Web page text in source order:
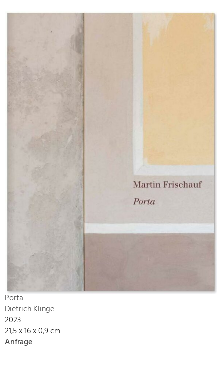
Porta
Dietrich Klinge
2023
21,5 x 16 x 0,9 cm
Anfrage